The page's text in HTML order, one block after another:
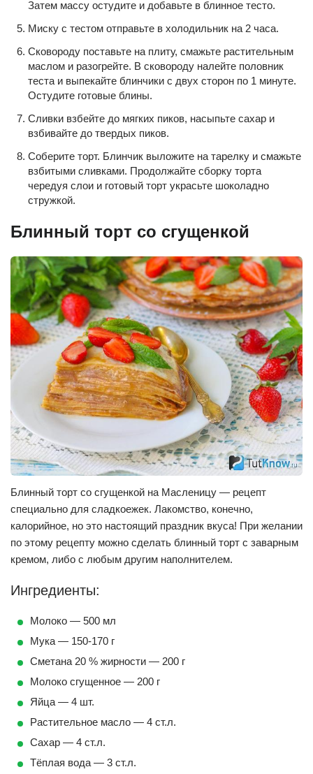
Затем массу остудите и добавьте в блинное тесто.
Миску с тестом отправьте в холодильник на 2 часа.
Сковороду поставьте на плиту, смажьте растительным
маслом и разогрейте. В сковороду налейте половник
теста и выпекайте блинчики с двух сторон по 1 минуте.
Остудите готовые блины.
Сливки взбейте до мягких пиков, насыпьте сахар и
взбивайте до твердых пиков.
Соберите торт. Блинчик выложите на тарелку и смажьте
взбитыми сливками. Продолжайте сборку торта
чередуя слои и готовый торт украсьте шоколадно
стружкой.
Блинный торт со сгущенкой
Блинный торт со сгущенкой на Масленицу — рецепт
специально для сладкоежек. Лакомство, конечно,
калорийное, но это настоящий праздник вкуса! При желании
по этому рецепту можно сделать блинный торт с заварным
кремом, либо с любым другим наполнителем.
Ингредиенты:
Молоко — 500 мл
Мука — 150-170 г
Сметана 20 % жирности — 200 г
Молоко сгущенное — 200 г
Яйца — 4 шт.
Растительное масло — 4 ст.л.
Сахар — 4 ст.л.
Тёплая вода — 3 ст.л.